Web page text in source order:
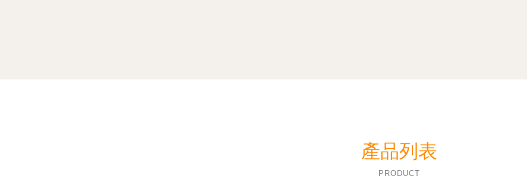
產品列表
PRODUCT